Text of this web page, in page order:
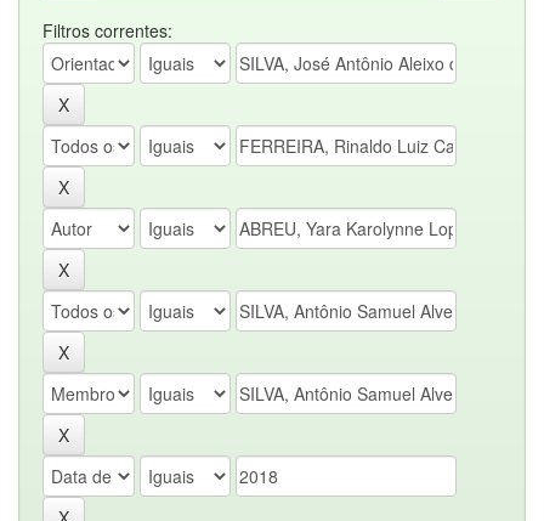
Filtros correntes: